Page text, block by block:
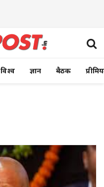
विश्व ज्ञान बैठक